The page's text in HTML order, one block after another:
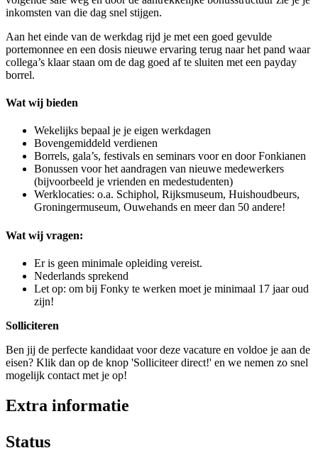
inkomsten van die dag snel stijgen.
Aan het einde van de werkdag rijd je met een goed gevulde
portemonnee en een dosis nieuwe ervaring terug naar het pand waar
collega’s klaar staan om de dag goed af te sluiten met een payday
borrel.
Wat wij bieden
Wekelijks bepaal je je eigen werkdagen
Bovengemiddeld verdienen
Borrels, gala’s, festivals en seminars voor en door Fonkianen
Bonussen voor het aandragen van nieuwe medewerkers
(bijvoorbeeld je vrienden en medestudenten)
Werklocaties: o.a. Schiphol, Rijksmuseum, Huishoudbeurs,
Groningermuseum, Ouwehands en meer dan 50 andere!
Wat wij vragen:
Er is geen minimale opleiding vereist.
Nederlands sprekend
Let op: om bij Fonky te werken moet je minimaal 17 jaar oud
zijn!
Solliciteren
Ben jij de perfecte kandidaat voor deze vacature en voldoe je aan de
eisen? Klik dan op de knop 'Solliciteer direct!' en we nemen zo snel
mogelijk contact met je op!
Extra informatie
Status